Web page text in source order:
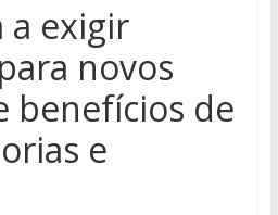
a exigir
novos
benefícios de
e